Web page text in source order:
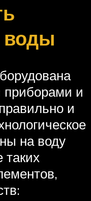
воды
и
и
на воду
таких